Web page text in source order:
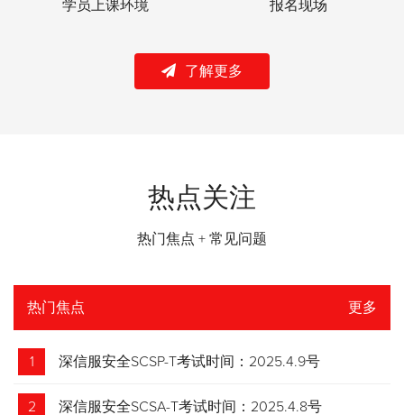
学员上课环境 报名现场
了解更多
热点关注
热门焦点 + 常见问题
热门焦点 更多
1 深信服安全SCSP-T考试时间：2025.4.9号
2 深信服安全SCSA-T考试时间：2025.4.8号